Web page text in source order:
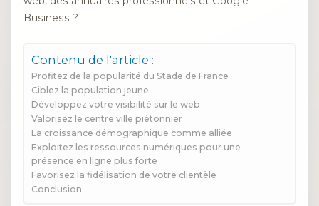
Business ?
Contenu de l'article :
Profitez de la popularité du Stade de France
Ciblez la population jeune
Développez votre visibilité sur le web
Valorisez le centre ville piétonnier
La croissance démographique comme alliée
Exploitez les ressources numériques pour une
présence en ligne plus forte
Favorisez la fidélisation de votre clientèle
Conclusion